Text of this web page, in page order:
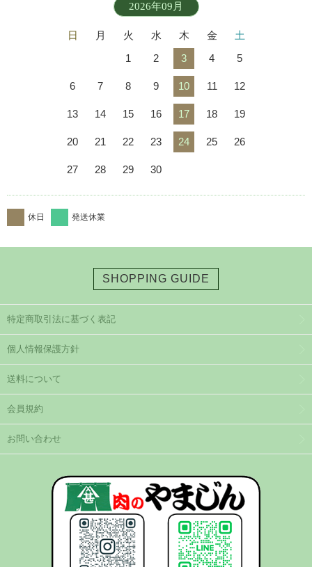
2026年09月
日 月 火 水 木 金
土
1
2 3 4 5
6 7 8 9 10 11 12
13 14 15 16 17 18 19
20 21 22 23 24 25 26
27 28 29 30
休日 発送休業
SHOPPING GUIDE
特定商取引法に基づく表記
個人情報保護方針
送料について
会員規約
お問い合わせ